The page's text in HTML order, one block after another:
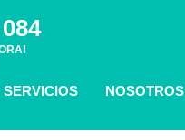
SERVICIOS NOSOTROS